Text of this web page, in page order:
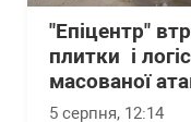
"Епіцентр"
плитки і
масованої
5 серпня, 12:14